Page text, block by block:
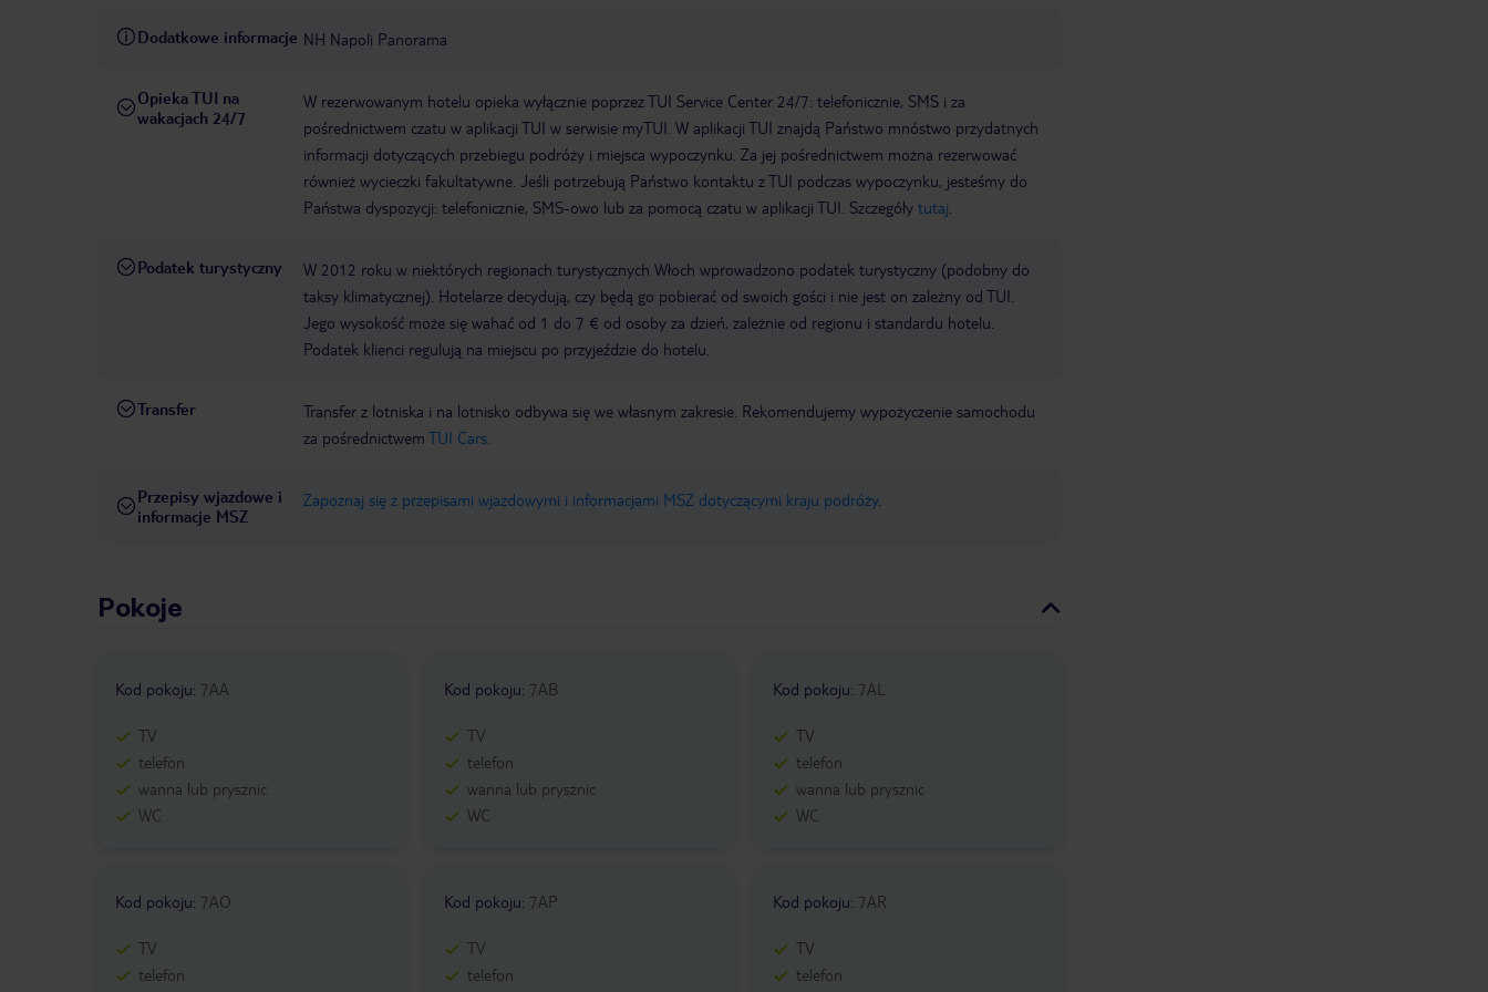
Dodatkowe informacje NH Napoli Panorama
Opieka TUI na
wakacjach 24/7
W rezerwowanym hotelu opieka wyłącznie poprzez TUI Service Center 24/7: telefonicznie, SMS i za
pośrednictwem czatu w aplikacji TUI w serwisie myTUI. W aplikacji TUI znajdą Państwo mnóstwo przydatnych
informacji dotyczących przebiegu podróży i miejsca wypoczynku. Za jej pośrednictwem można rezerwować
również wycieczki fakultatywne. Jeśli potrzebują Państwo kontaktu z TUI podczas wypoczynku, jesteśmy do
Państwa dyspozycji: telefonicznie, SMS-owo lub za pomocą czatu w aplikacji TUI. Szczegóły tutaj
Podatek turystyczny
W 2012 roku w niektórych regionach turystycznych Włoch wprowadzono podatek turystyczny (podobny do
taksy klimatycznej). Hotelarze decydują, czy będą go pobierać od swoich gości i nie jest on zależny od TUI.
Jego wysokość może się wahać od 1 do 7 € od osoby za dzień, zależnie od regionu i standardu hotelu.
Podatek klienci regulują na miejscu po przyjeździe do hotelu.
Transfer
Transfer z lotniska i na lotnisko odbywa się we własnym zakresie. Rekomendujemy wypożyczenie samochodu
za pośrednictwem TUI Cars.
Przepisy wjazdowe i
informacje MSZ
Zapoznaj się z przepisami wjazdowymi i informacjami MSZ dotyczącymi kraju podróży.
Pokoje
Kod pokoju: 7AA
TV
telefon
wanna lub prysznic
WC
Kod pokoju: 7AB
TV
telefon
wanna lub prysznic
WC
Kod pokoju: 7AL
TV
telefon
wanna lub prysznic
WC
Kod pokoju: 7AO
TV
telefon
Kod pokoju: 7AP
TV
telefon
Kod pokoju: 7AR
TV
telefon